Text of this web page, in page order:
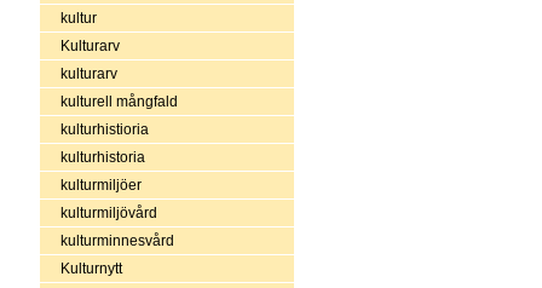
kultur
Kulturarv
kulturarv
kulturell mångfald
kulturhistioria
kulturhistoria
kulturmiljöer
kulturmiljövård
kulturminnesvård
Kulturnytt